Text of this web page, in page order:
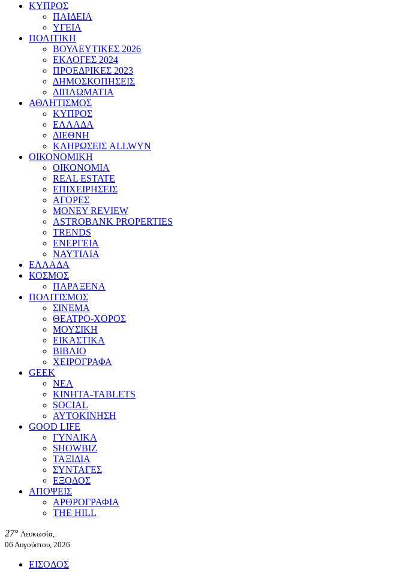
ΚΥΠΡΟΣ
ΠΑΙΔΕΙΑ
ΥΓΕΙΑ
ΠΟΛΙΤΙΚΗ
ΒΟΥΛΕΥΤΙΚΕΣ 2026
ΕΚΛΟΓΕΣ 2024
ΠΡΟΕΔΡΙΚΕΣ 2023
ΔΗΜΟΣΚΟΠΗΣΕΙΣ
ΔΙΠΛΩΜΑΤΙΑ
ΑΘΛΗΤΙΣΜΟΣ
ΚΥΠΡΟΣ
ΕΛΛΑΔΑ
ΔΙΕΘΝΗ
ΚΛΗΡΩΣΕΙΣ ALLWYN
ΟΙΚΟΝΟΜΙΚΗ
ΟΙΚΟΝΟΜΙΑ
REAL ESTATE
ΕΠΙΧΕΙΡΗΣΕΙΣ
ΑΓΟΡΕΣ
MONEY REVIEW
ASTROBANK PROPERTIES
TRENDS
ΕΝΕΡΓΕΙΑ
ΝΑΥΤΙΛΙΑ
ΕΛΛΑΔΑ
ΚΟΣΜΟΣ
ΠΑΡΑΞΕΝΑ
ΠΟΛΙΤΙΣΜΟΣ
ΣΙΝΕΜΑ
ΘΕΑΤΡΟ-ΧΟΡΟΣ
ΜΟΥΣΙΚΗ
ΕΙΚΑΣΤΙΚΑ
ΒΙΒΛΙΟ
ΧΕΙΡΟΓΡΑΦΑ
GEEK
ΝΕΑ
ΚΙΝΗΤΑ-TABLETS
SOCIAL
ΑΥΤΟΚΙΝΗΣΗ
GOOD LIFE
ΓΥΝΑΙΚΑ
SHOWBIZ
ΤΑΞΙΔΙΑ
ΣΥΝΤΑΓΕΣ
ΕΞΟΔΟΣ
ΑΠΟΨΕΙΣ
ΑΡΘΡΟΓΡΑΦΙΑ
THE HILL
27° Λευκωσία,
06 Αυγούστου, 2026
ΕΙΣΟΔΟΣ